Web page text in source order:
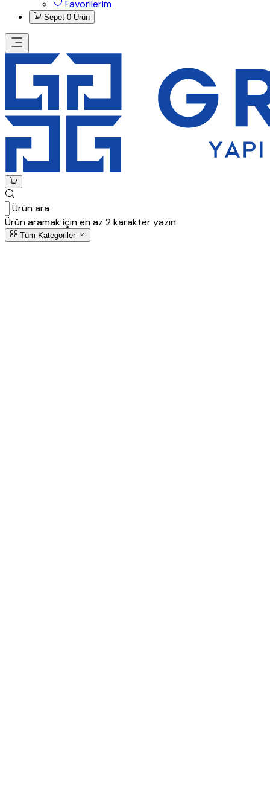
Favorilerim
Sepet 0 Ürün
Ürün ara
Ürün aramak için en az 2 karakter yazın
Tüm Kategoriler